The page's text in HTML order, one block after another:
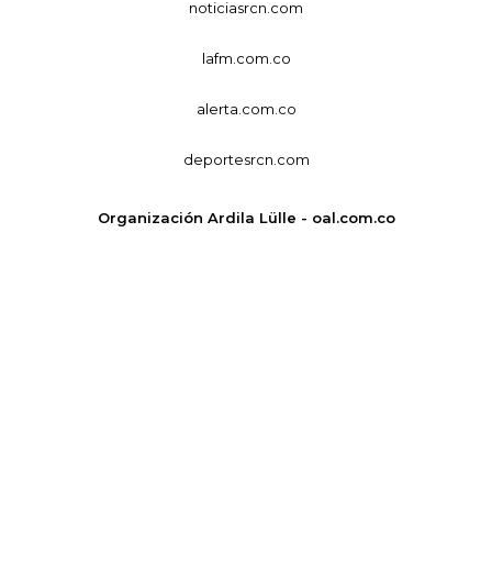
noticiasrcn.com
lafm.com.co
alerta.com.co
deportesrcn.com
Organización Ardila Lülle - oal.com.co